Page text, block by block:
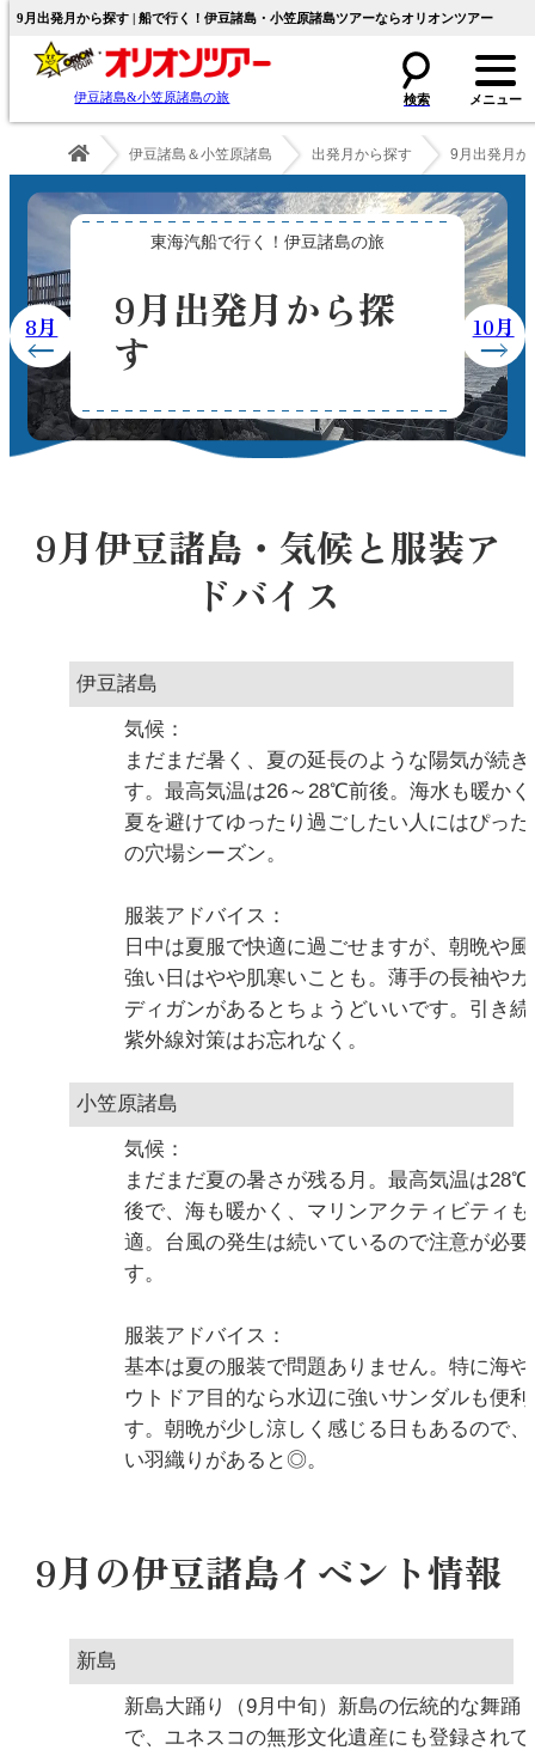
9月出発月から探す | 船で行く！伊豆諸島・小笠原諸島ツアーならオリオンツアー
伊豆諸島&小笠原諸島の旅
伊豆諸島＆小笠原諸島 出発月から探す 9月出発月か
東海汽船で行く！伊豆諸島の旅
9月出発月から探
す
8月 10月
9月伊豆諸島・気候と服装ア
ドバイス
伊豆諸島
気候：
まだまだ暑く、夏の延長のような陽気が続き
す。最高気温は26～28℃前後。海水も暖かく
夏を避けてゆったり過ごしたい人にはぴった
の穴場シーズン。
服装アドバイス：
日中は夏服で快適に過ごせますが、朝晩や風
強い日はやや肌寒いことも。薄手の長袖やカ
ディガンがあるとちょうどいいです。引き続
紫外線対策はお忘れなく。
小笠原諸島
気候：
まだまだ夏の暑さが残る月。最高気温は28℃
後で、海も暖かく、マリンアクティビティも
適。台風の発生は続いているので注意が必要
す。
服装アドバイス：
基本は夏の服装で問題ありません。特に海や
ウトドア目的なら水辺に強いサンダルも便利
す。朝晩が少し涼しく感じる日もあるので、
い羽織りがあると◎。
9月の伊豆諸島イベント情報
新島
新島大踊り（9月中旬）新島の伝統的な舞踊
で、ユネスコの無形文化遺産にも登録されて